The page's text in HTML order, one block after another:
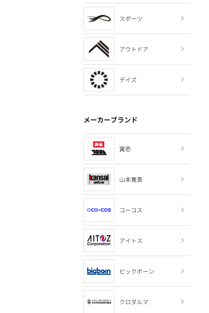
スポーツ
アウトドア
デイズ
メーカーブランド
寅壱
山本寛斎
コーコス
アイトス
ビックボーン
クロダルマ